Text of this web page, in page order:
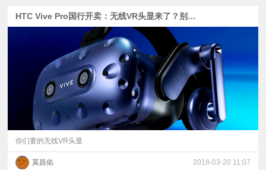
普
HTC Vive Pro国行开卖：无线VR头显来了？别高兴太早
你们要的无线VR头显
莫昌佑 2018-03-20 11:07